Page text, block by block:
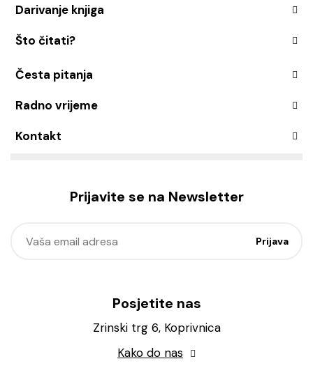
Darivanje knjiga
Što čitati?
Česta pitanja
Radno vrijeme
Kontakt
Prijavite se na Newsletter
Posjetite nas
Zrinski trg 6, Koprivnica
Kako do nas